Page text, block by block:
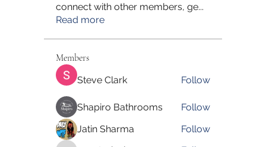
connect with other members, ge...
Read more
Members
Steve Clark Follow
Shapiro Bathrooms
Follow
Jatin Sharma
Follow